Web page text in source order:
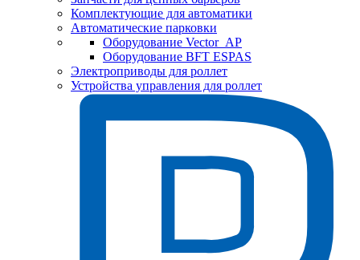
Комплектующие для автоматики
Автоматические парковки
Оборудование Vector_AP
Оборудование BFT ESPAS
Электроприводы для роллет
Устройства управления для роллет